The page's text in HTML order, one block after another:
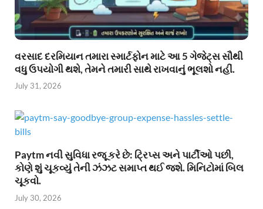
વરસાદ દરમિયાન તમારા સ્માર્ટફોન માટે આ 5 ગેજેટ્સ સૌથી
વધુ ઉપયોગી થશે, તેમને તમારી સાથે રાખવાનું ભૂલશો નહીં.
July 31, 2026
Paytm નવી સુવિધા રજૂ કરે છે: ટ્રિપ્સ અને પાર્ટીઓ પછી,
કોણે શું ચૂકવ્યું તેની ઝંઝટ સમાપ્ત થઈ જશે. મિનિટોમાં બિલ
ચૂકવો.
July 30, 2026